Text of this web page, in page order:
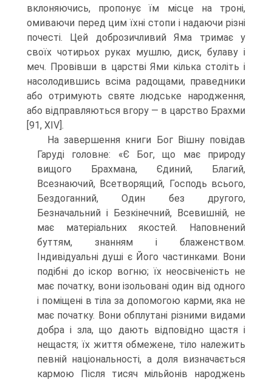
вклоняючись, пропонує їм місце на троні,
омиваючи перед цим їхні стопи і надаючи різні
почесті. Цей доброзичливий Яма тримає у
своїх чотирьох руках мушлю, диск, булаву і
меч. Провівши в царстві Ями кілька століть і
насолодившись всіма радощами, праведники
або отримують свя­те людське народження,
або відправляються вгору — в царство Брахми
[91, XIV].
На завершення книги Бог Вішну повідав
Гаруді головне: «Є Бог, що має природу
вищого Брахмана, Єдиний, Благий,
Всезнаючий, Всетворящий, Го­сподь всього,
Бездоганний, Один без другого,
Безначальний і Безкінечний, Все­вишній, не
має матеріальних якостей. Наповнений
буттям, знанням і блажен­ством.
Індивідуальні душі є Його частинками. Вони
подібні до іскор вогню; їх неосвіченість не
має початку, вони ізольовані один від одного
і поміщені в тіла за допомогою карми, яка не
має початку. Вони обплутані різними видами
добра і зла, що дають відповідно щастя і
нещастя; їх життя обмежене, тіло належить
певній національності, а доля визначається
кармою Після тисяч мільйонів народжень